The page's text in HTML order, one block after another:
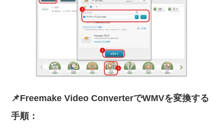
📌Freemake Video ConverterでWMVを変換する
手順：